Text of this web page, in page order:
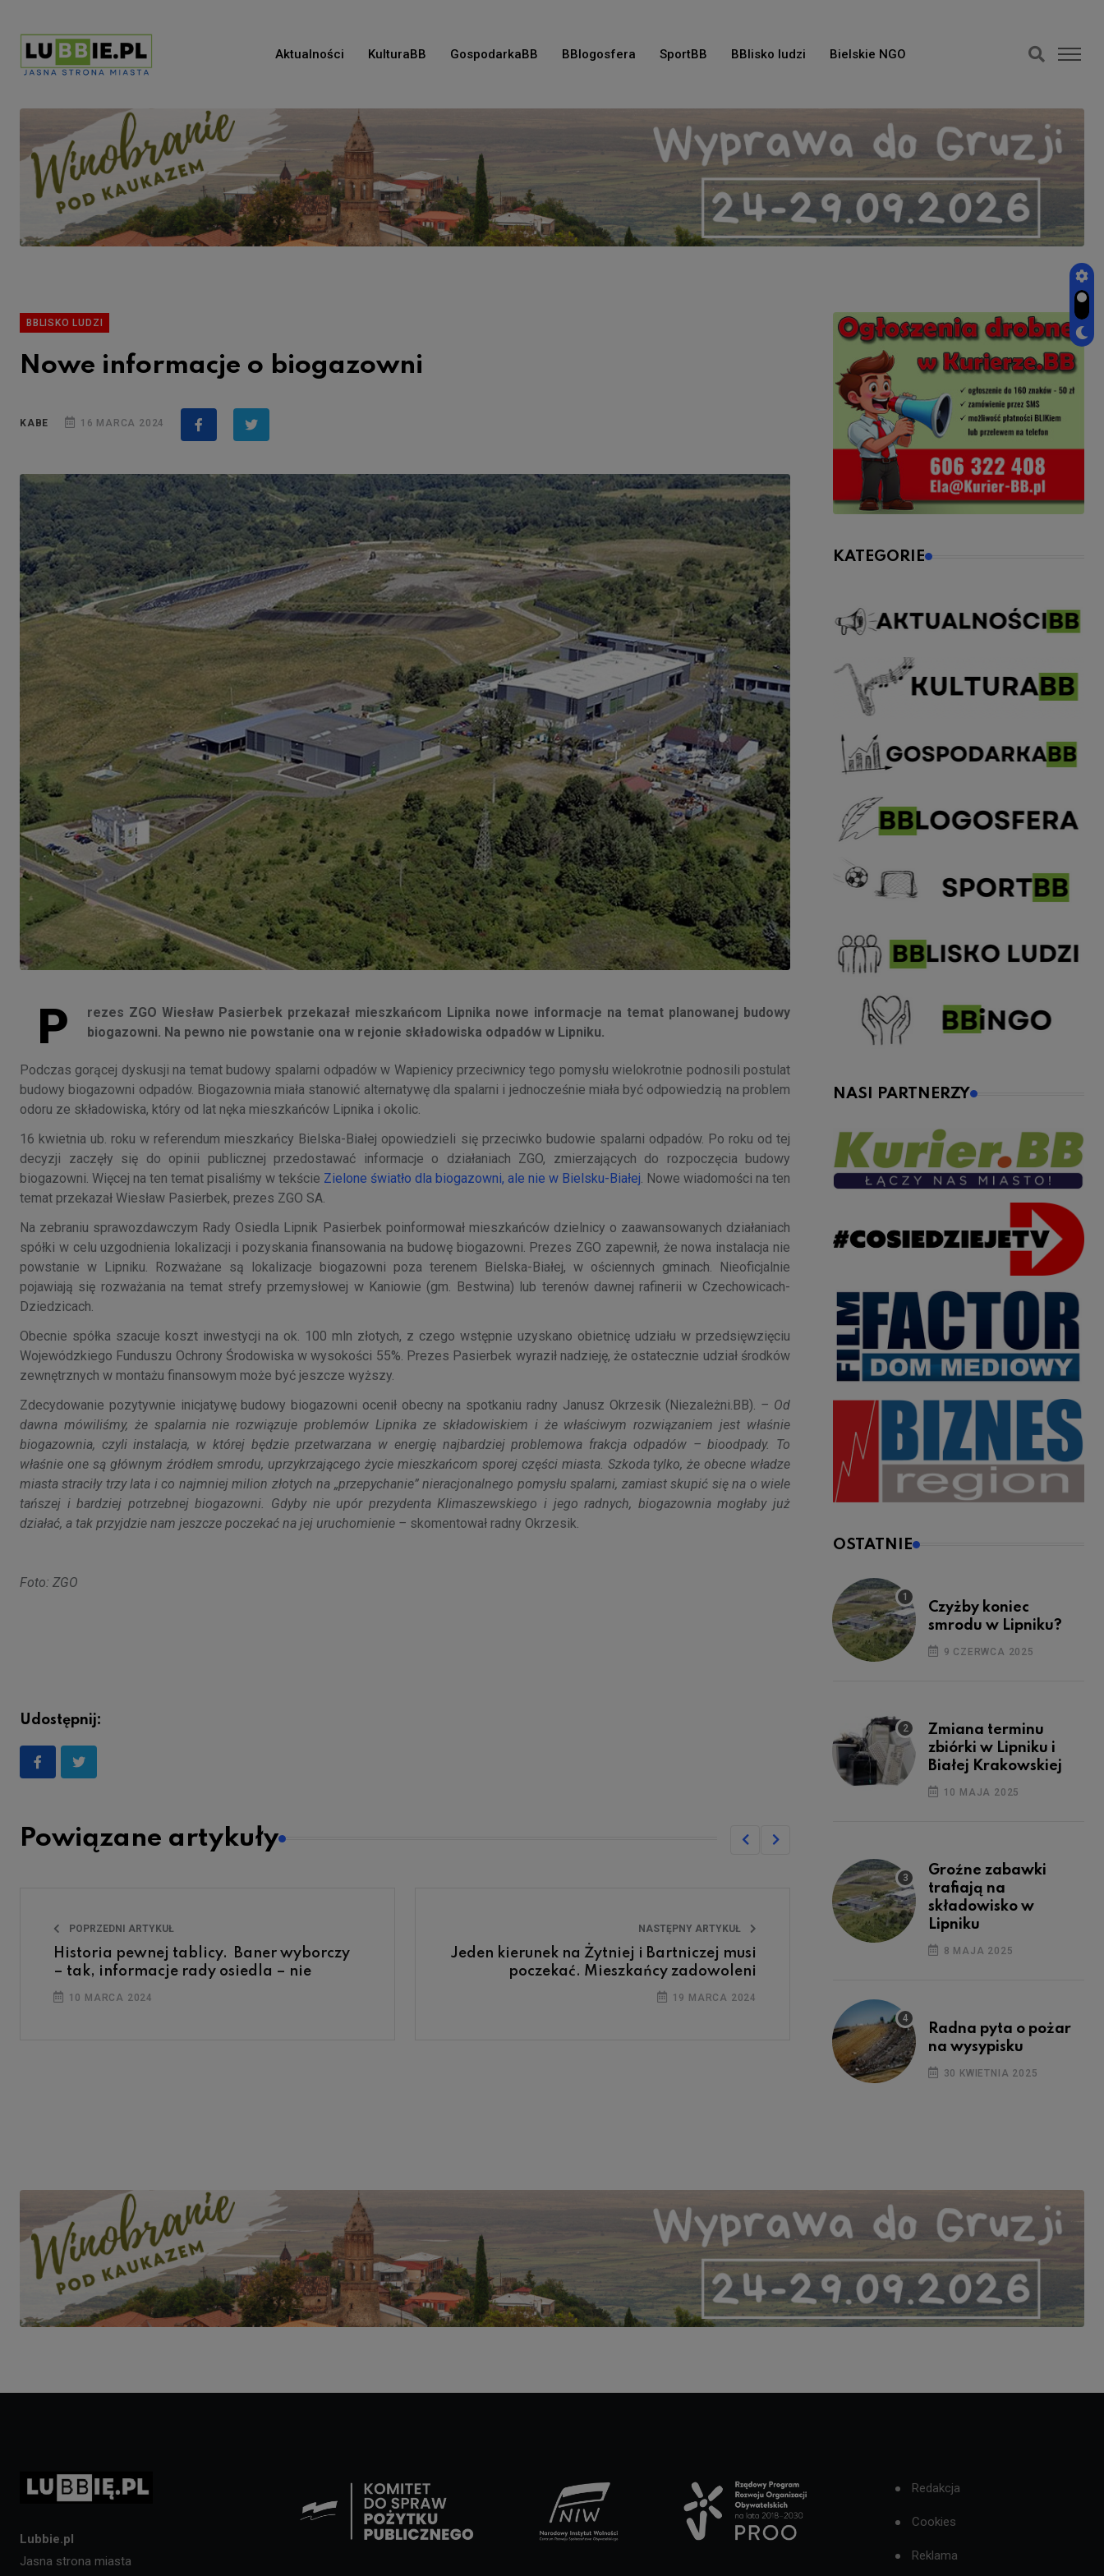
Aktualności KulturaBB GospodarkaBB BBlogosfera SportBB BBlisko ludzi Bielskie NGO
BBLISKO LUDZI
Nowe informacje o biogazowni
KABE 16 MARCA 2024
P
rezes ZGO Wiesław Pasierbek przekazał mieszkańcom Lipnika nowe informacje na temat planowanej budowy
biogazowni. Na pewno nie powstanie ona w rejonie składowiska odpadów w Lipniku.
Podczas gorącej dyskusji na temat budowy spalarni odpadów w Wapienicy przeciwnicy tego pomysłu wielokrotnie podnosili postulat
budowy biogazowni odpadów. Biogazownia miała stanowić alternatywę dla spalarni i jednocześnie miała być odpowiedzią na problem
odoru ze składowiska, który od lat nęka mieszkańców Lipnika i okolic.
16 kwietnia ub. roku w referendum mieszkańcy Bielska-Białej opowiedzieli się przeciwko budowie spalarni odpadów. Po roku od tej
decyzji zaczęły się do opinii publicznej przedostawać informacje o działaniach ZGO, zmierzających do rozpoczęcia budowy
biogazowni. Więcej na ten temat pisaliśmy w tekście Zielone światło dla biogazowni, ale nie w Bielsku-Białej. Nowe wiadomości na ten
temat przekazał Wiesław Pasierbek, prezes ZGO SA.
Na zebraniu sprawozdawczym Rady Osiedla Lipnik Pasierbek poinformował mieszkańców dzielnicy o zaawansowanych działaniach
spółki w celu uzgodnienia lokalizacji i pozyskania finansowania na budowę biogazowni. Prezes ZGO zapewnił, że nowa instalacja nie
powstanie w Lipniku. Rozważane są lokalizacje biogazowni poza terenem Bielska-Białej, w ościennych gminach. Nieoficjalnie
pojawiają się rozważania na temat strefy przemysłowej w Kaniowie (gm. Bestwina) lub terenów dawnej rafinerii w Czechowicach-
Dziedzicach.
Obecnie spółka szacuje koszt inwestycji na ok. 100 mln złotych, z czego wstępnie uzyskano obietnicę udziału w przedsięwzięciu
Wojewódzkiego Funduszu Ochrony Środowiska w wysokości 55%. Prezes Pasierbek wyraził nadzieję, że ostatecznie udział środków
zewnętrznych w montażu finansowym może być jeszcze wyższy.
Zdecydowanie pozytywnie inicjatywę budowy biogazowni ocenił obecny na spotkaniu radny Janusz Okrzesik (Niezależni.BB). – Od
dawna mówiliśmy, że spalarnia nie rozwiązuje problemów Lipnika ze składowiskiem i że właściwym rozwiązaniem jest właśnie
biogazownia, czyli instalacja, w której będzie przetwarzana w energię najbardziej problemowa frakcja odpadów – bioodpady. To
właśnie one są głównym źródłem smrodu, uprzykrzającego życie mieszkańcom sporej części miasta. Szkoda tylko, że obecne władze
miasta straciły trzy lata i co najmniej milion złotych na „przepychanie” nieracjonalnego pomysłu spalarni, zamiast skupić się na o wiele
tańszej i bardziej potrzebnej biogazowni. Gdyby nie upór prezydenta Klimaszewskiego i jego radnych, biogazownia mogłaby już
działać, a tak przyjdzie nam jeszcze poczekać na jej uruchomienie – skomentował radny Okrzesik.
Foto: ZGO
Udostępnij:
Powiązane artykuły
POPRZEDNI ARTYKUŁ
Historia pewnej tablicy. Baner wyborczy
– tak, informacje rady osiedla – nie
10 MARCA 2024
NASTĘPNY ARTYKUŁ
Jeden kierunek na Żytniej i Bartniczej musi
poczekać. Mieszkańcy zadowoleni
19 MARCA 2024
KATEGORIE
NASI PARTNERZY
OSTATNIE
Czyżby koniec
smrodu w Lipniku?
9 CZERWCA 2025
Zmiana terminu
zbiórki w Lipniku i
Białej Krakowskiej
10 MAJA 2025
Groźne zabawki
trafiają na
składowisko w
Lipniku
8 MAJA 2025
Radna pyta o pożar
na wysypisku
30 KWIETNIA 2025
Lubbie.pl
Jasna strona miasta
Redakcja
Cookies
Reklama